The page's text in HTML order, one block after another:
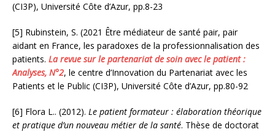
(CI3P), Université Côte d’Azur, pp.8-23
[5] Rubinstein, S. (2021 Être médiateur de santé pair, pair
aidant en France, les paradoxes de la professionnalisation des
patients. La revue sur le partenariat de soin avec le patient :
Analyses, N°2, le centre d’Innovation du Partenariat avec les
Patients et le Public (CI3P), Université Côte d’Azur, pp.80-92
[6] Flora L.. (2012). Le patient formateur : élaboration théorique
et pratique d’un nouveau métier de la santé. Thèse de doctorat